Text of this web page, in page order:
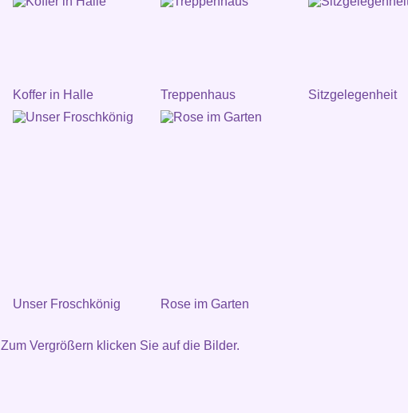
Koffer in Halle Treppenhaus Sitzgelegenheit
Unser Froschkönig Rose im Garten
Zum Vergrößern klicken Sie auf die Bilder.